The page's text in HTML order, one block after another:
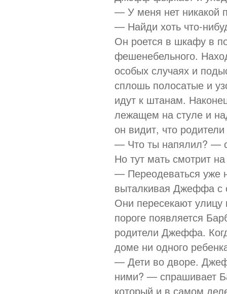
— У меня нет никакой
— Найди хоть что-
Он роется в шкафу в
фешенебельного.
особых случаях и
сплошь полосатые и
идут к штанам.
лежащем на стуле и
он видит, что
— Что ты напялил? —
Но тут мать смотрит
— Переодеваться уже
выталкивая Джеффа с
Они пересекают
пороге появляется
родители Джеффа.
доме ни одного
— Дети во дворе.
ними? — спрашивает
который и в самом